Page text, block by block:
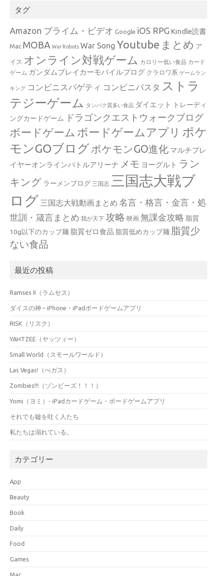
タグ
Amazon プライム・ビデオ Google iOS RPG Kindle読書
Mac MOBA War Robots War Song Youtube まとめ ア
イス オンライン対戦ゲーム カロリー低い食品 カード
ゲーム ガンダムブレイカーモバイルブログ クラロワ系 ゲームラン
キング コンビニスパゲティ コンビニパスタ ストラ
テジーゲーム
タンパク質多い食品 ダイエット
トレーディ
ングカードゲーム
ドラゴンクエストウォークブログ
ボードゲーム ボードゲームアプリ ポケ
モンGOブログ ポケモンGO進化 マルチプレ
イヤーオンラインバトルアリーナ メモ ヨーグルト ラン
キング ラーメンブログ 三国志 三国志大戦ブ
ログ 三国志大戦動画まとめ 名言・格言・金言・処
世訓・箴言まとめ 我が天下 攻略 映画 無課金攻略 脂質
10g以下のカップ麺 脂質ゼロ食品 脂質低めカップ麺 脂質少
ない食品
最近の投稿
Ramses II（ラムセス）
ダイスの神 – iPhone・iPadボードゲームアプリ
RISK（リスク）
YAHTZEE（ヤッツィー）
Small World（スモールワールド）
Las Vegas!（べガス）
Zombies!!!（ゾンビーズ！！！）
Yomi（ヨミ）- iPadカードゲーム・ボードゲームアプリ
それでも嘘を吐く人たち
私たちは溺れている。
カテゴリー
App
Beauty
Book
Daily
Food
Games
Mac